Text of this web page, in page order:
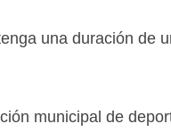
una duración de
municipal de